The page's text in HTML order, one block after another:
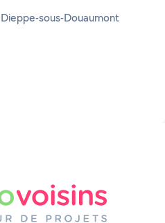
sous-Douaumont